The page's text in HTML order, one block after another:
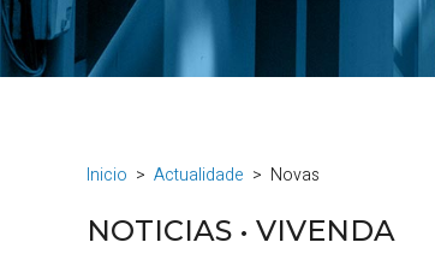
Inicio Actualidade Novas
NOTICIAS • VIVENDA